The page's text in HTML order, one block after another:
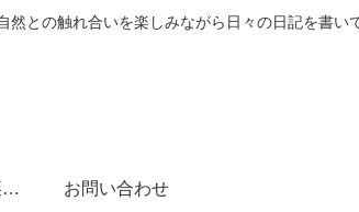
との触れ合いを楽しみながら日々の日記を書い
自家採種とは？家庭菜園で種をつなぐという選択 お問い合わせ